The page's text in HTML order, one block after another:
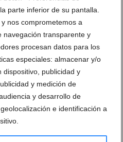
parte inferior de su pantalla.
nos comprometemos a
navegación transparente y
procesan datos para los
especiales: almacenar y/o
dispositivo, publicidad y
y medición de
y desarrollo de
e identificación a
Fútbol Sala en Dénia